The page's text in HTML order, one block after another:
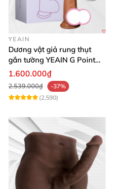
YEAIN
Dương vật giả rung thụt
gắn tường YEAIN G Point
tỏa nhiệt điều khiển từ xa
1.600.000₫
2.539.000₫
-37%
(2,590)